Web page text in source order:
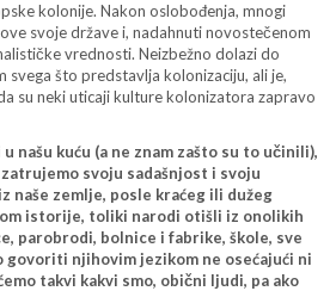
kolonije. Nakon oslobođenja, mnogi
svoje države i, nadahnuti novostečenom
vrednosti. Neizbežno dolazi do
svega što predstavlja kolonizaciju, ali je,
su neki uticaji kulture kolonizatora zapravo
našu kuću (a ne znam zašto su to učinili),
svoju sadašnjost i svoju
naše zemlje, posle kraćeg ili dužeg
istorije, toliki narodi otišli iz onolikih
parobrodi, bolnice i fabrike, škole, sve
govoriti njihovim jezikom ne osećajući ni
takvi kakvi smo, obični ljudi, pa ako